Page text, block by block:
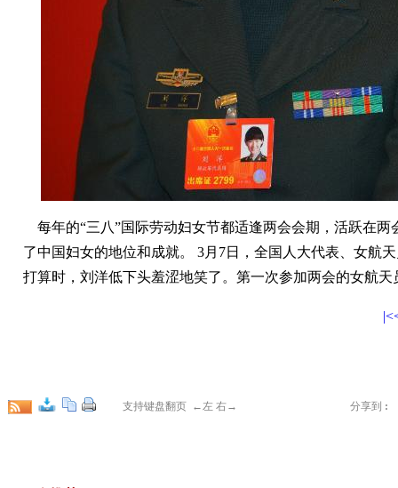
每年的“三八”国际劳动妇女节都适逢两会会期，活跃在
了中国妇女的地位和成就。 3月7日，全国人大代表、女航
打算时，刘洋低下头羞涩地笑了。第一次参加两会的女航
支持键盘翻页 ←左 右→ 分享到 :